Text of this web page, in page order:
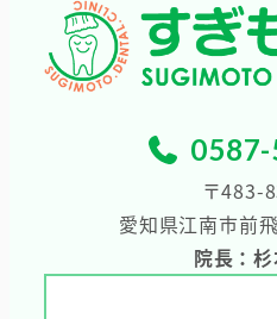
〒483-
愛知県江南市前
院長：